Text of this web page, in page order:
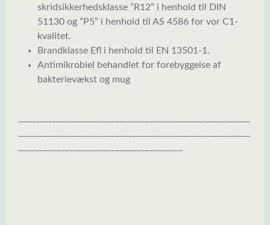
skridsikkerhedsklasse ”R12” i henhold til DIN
51130 og ”P5” i henhold til AS 4586 for vor C1-
kvalitet.
Brandklasse Efl i henhold til EN 13501-1.
Antimikrobiel behandlet for forebyggelse af
bakterievækst og mug